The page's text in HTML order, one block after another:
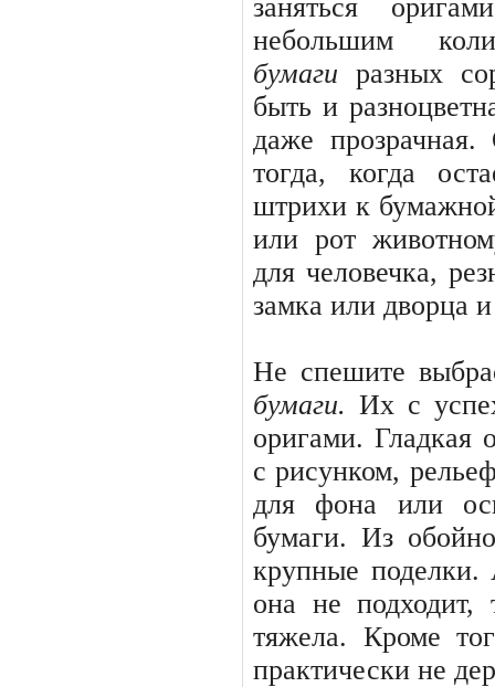
заняться
небольшим
бумагиразных
быть и
даже
тогда, когда
штрихи к
или рот
для человечка,
замка или дворца
Не спешите
бумаги. Их с
оригами. Гладкая
с рисунком,
для фона или
бумаги. Из
крупные поделки.
она не
тяжела. Кроме
практически не